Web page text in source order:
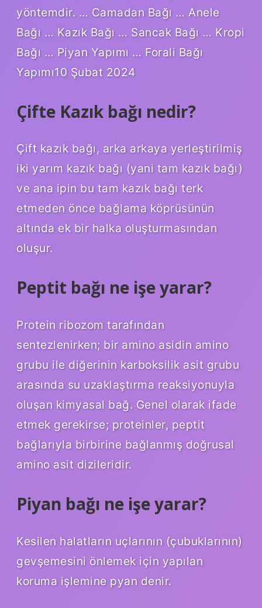
yöntemdir. … Camadan Bağı … Anele
Bağı … Kazık Bağı … Sancak Bağı … Kropi
Bağı … Piyan Yapımı … Forali Bağı
Yapımı10 Şubat 2024
Çifte Kazık bağı nedir?
Çift kazık bağı, arka arkaya yerleştirilmiş
iki yarım kazık bağı (yani tam kazık bağı)
ve ana ipin bu tam kazık bağı terk
etmeden önce bağlama köprüsünün
altında ek bir halka oluşturmasından
oluşur.
Peptit bağı ne işe yarar?
Protein ribozom tarafından
sentezlenirken; bir amino asidin amino
grubu ile diğerinin karboksilik asit grubu
arasında su uzaklaştırma reaksiyonuyla
oluşan kimyasal bağ. Genel olarak ifade
etmek gerekirse; proteinler, peptit
bağlarıyla birbirine bağlanmış doğrusal
amino asit dizileridir.
Piyan bağı ne işe yarar?
Kesilen halatların uçlarının (çubuklarının)
gevşemesini önlemek için yapılan
koruma işlemine pyan denir.